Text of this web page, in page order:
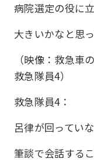
病院選定の役に
大きいかなと思
（映像：救急車
救急隊員4）
救急隊員4：
呂律が回ってい
筆談で会話する